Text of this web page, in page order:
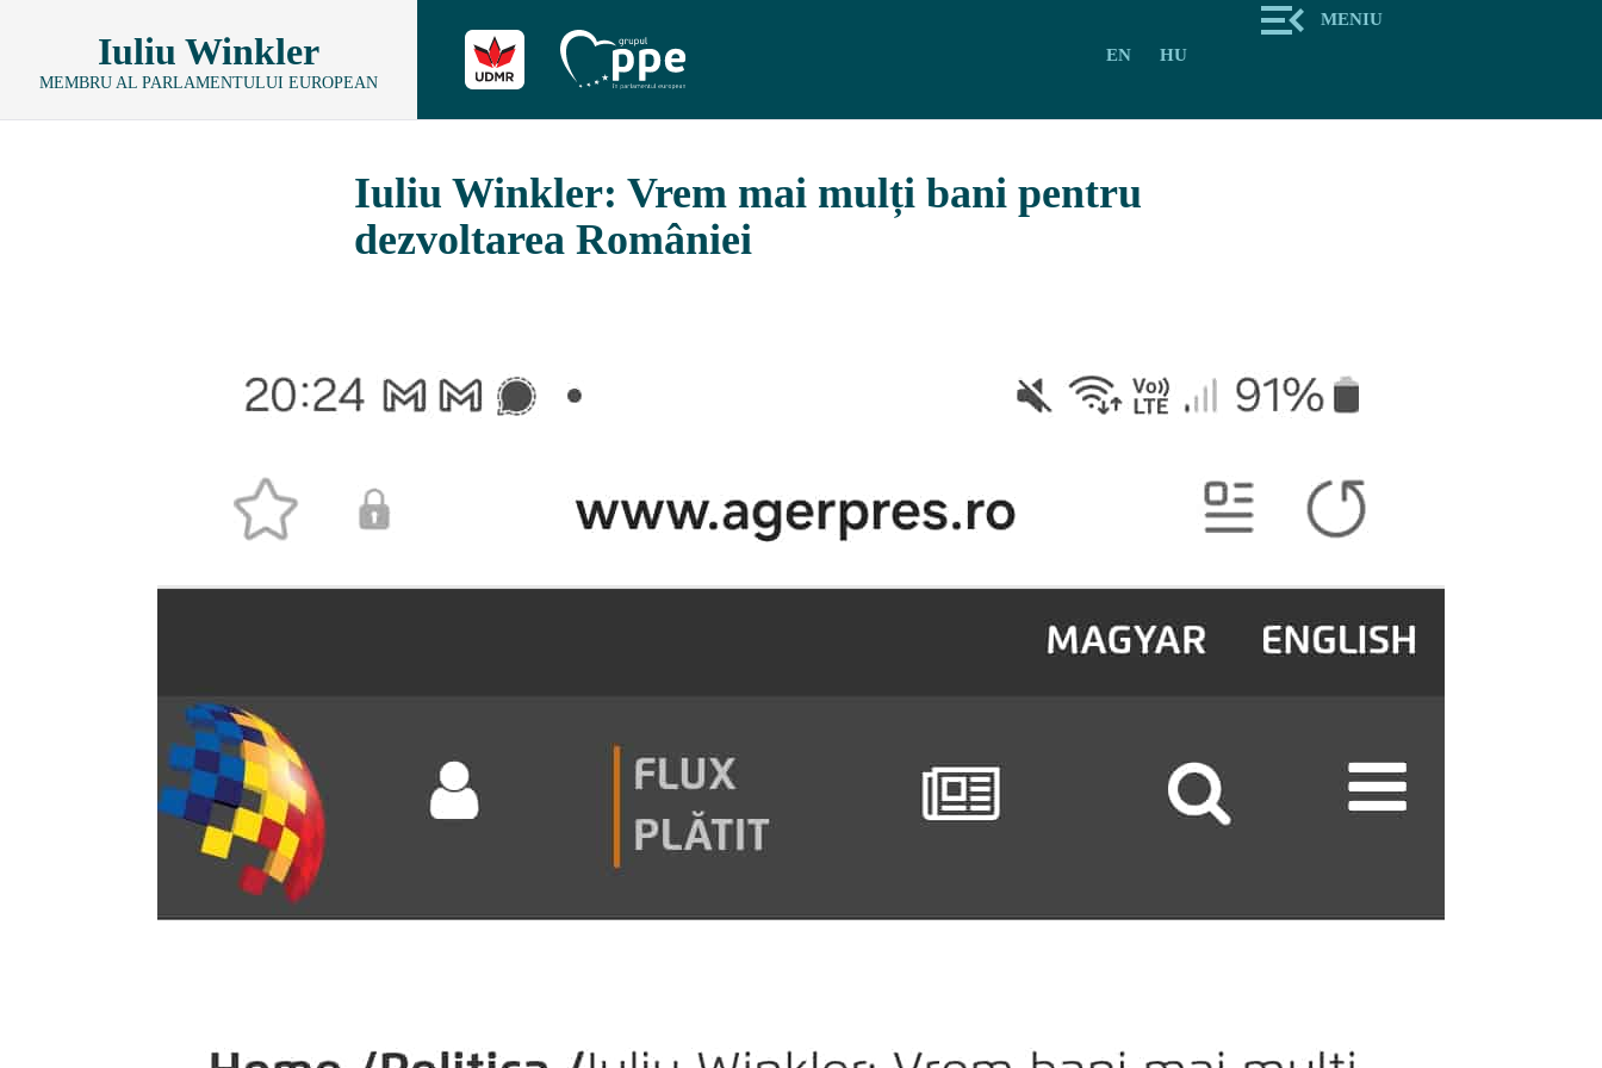
Iuliu Winkler
MEMBRU AL PARLAMENTULUI EUROPEAN
EN HU
MENIU
Iuliu Winkler: Vrem mai mulți bani pentru
dezvoltarea României